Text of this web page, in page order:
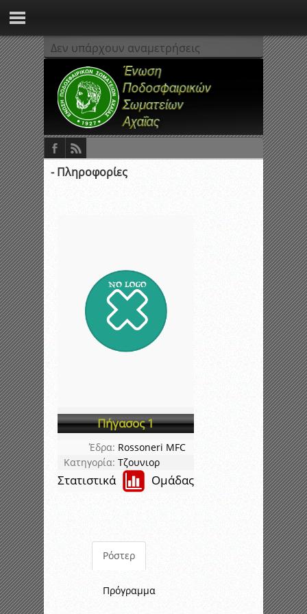
Δεν υπάρχουν αναμετρήσεις
- Πληροφορίες
Πήγασος 1
Έδρα: Rossoneri MFC
Κατηγορία: Τζουνιορ
Στατιστικά Ομάδας
Ρόστερ
Πρόγραμμα